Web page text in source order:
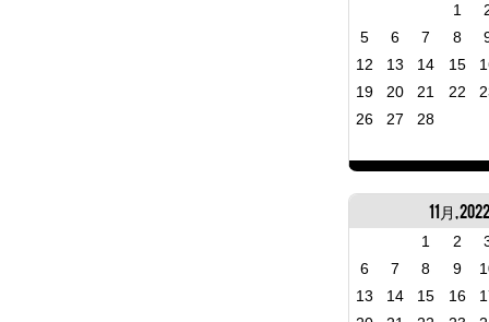
1
5
6 7 8
12
13 14 15
19
20 21 22
26
27 28
11月, 2022
1 2
6
7 8 9
13
14 15 16